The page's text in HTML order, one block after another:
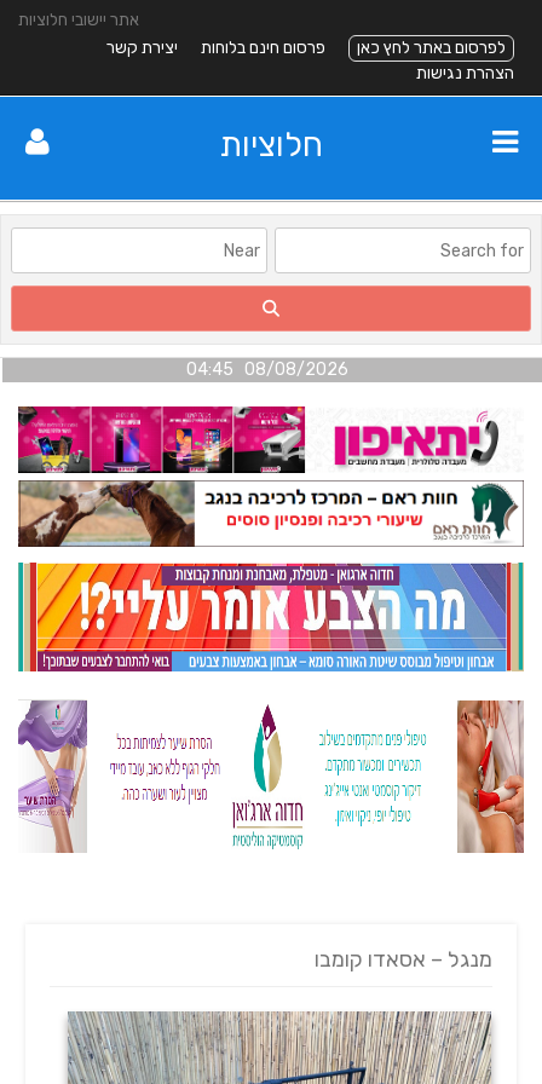
אתר יישובי חלוציות
לפרסום באתר לחץ כאן
פרסום חינם בלוחות
יצירת קשר
הצהרת נגישות
חלוציות
08/08/2026 04:45
מנגל – אסאדו קומבו